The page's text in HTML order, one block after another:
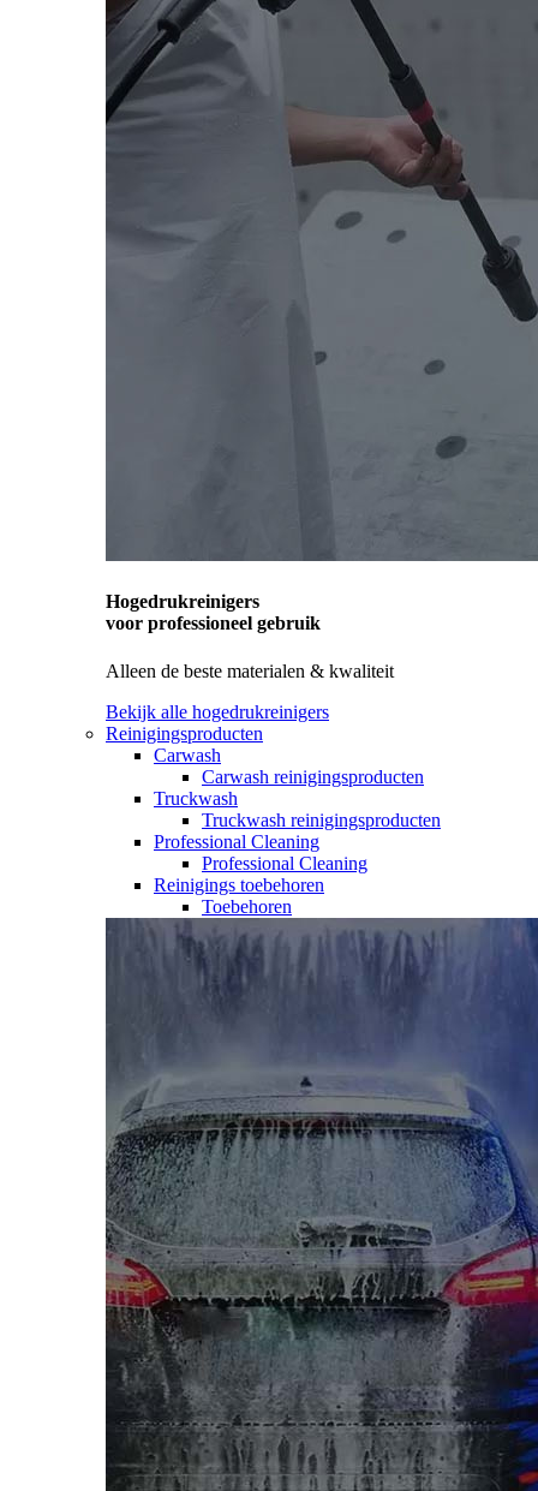
Hogedrukreinigers
voor professioneel gebruik
Alleen de beste materialen & kwaliteit
Bekijk alle hogedrukreinigers
Reinigingsproducten
Carwash
Carwash reinigingsproducten
Truckwash
Truckwash reinigingsproducten
Professional Cleaning
Professional Cleaning
Reinigings toebehoren
Toebehoren